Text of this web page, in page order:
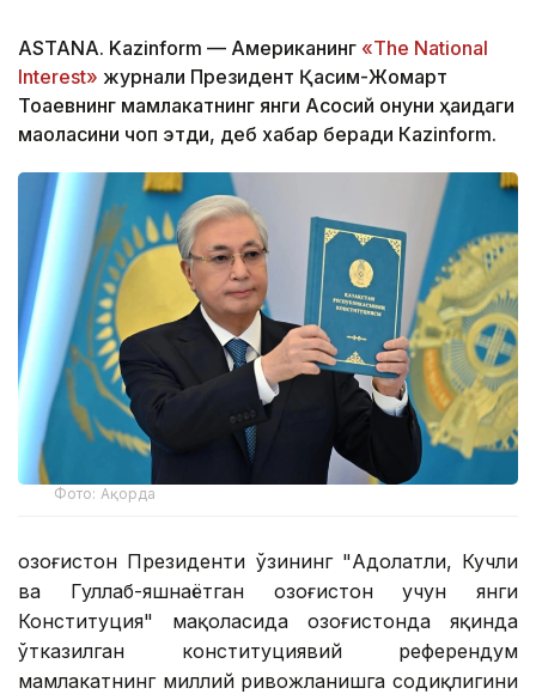
ASTANA. Kazinform — Американинг «The National
Interest» журнали Президент Қасим-Жомарт
Тоқаевнинг мамлакатнинг янги Асосий қонуни ҳақидаги
мақоласини чоп этди, деб хабар беради Кazinform.
Фото: Ақорда
Қозоғистон Президенти ўзининг "Адолатли, Кучли
ва Гуллаб-яшнаётган Қозоғистон учун янги
Конституция" мақоласида Қозоғистонда яқинда
ўтказилган конституциявий референдум
мамлакатнинг миллий ривожланишга содиқлигини